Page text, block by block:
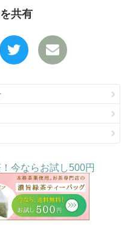
共有
今ならお試し500円